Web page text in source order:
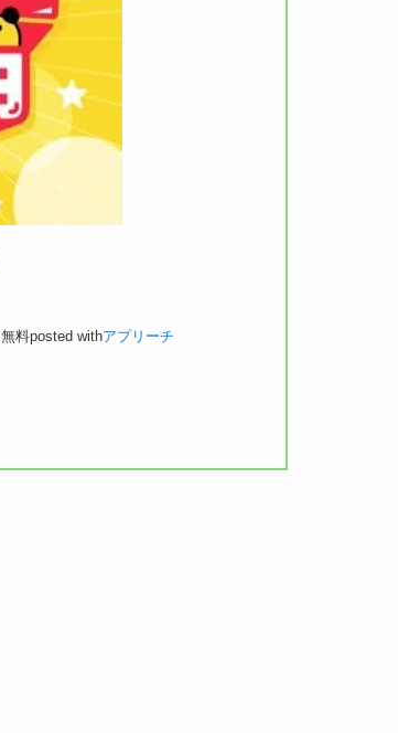
無料posted withアプリーチ